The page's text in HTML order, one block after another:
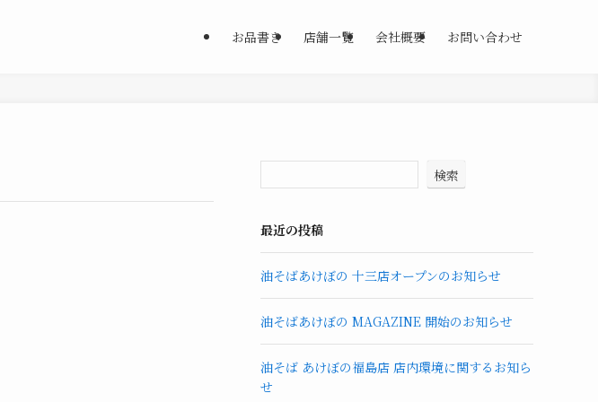
お品書き 店舗一覧 会社概要 お問い合わせ
検索
最近の投稿
油そばあけぼの 十三店オープンのお知らせ
油そばあけぼの MAGAZINE 開始のお知らせ
油そば あけぼの福島店 店内環境に関するお知ら
せ